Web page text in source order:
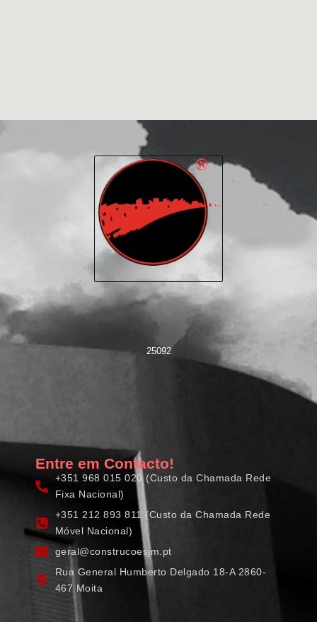
25092
Entre em Contacto!
+351 968 015 020 (Custo da Chamada Rede
Fixa Nacional)
+351 212 893 811 (Custo da Chamada Rede
Móvel Nacional)
geral@construcoesjm.pt
Rua General Humberto Delgado 18-A 2860-
467 Moita